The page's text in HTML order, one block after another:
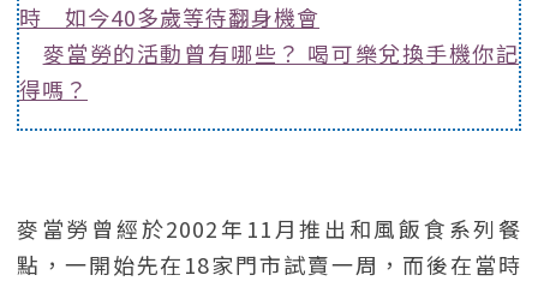
時 如今40多歲等待翻身機會
麥當勞的活動曾有哪些？ 喝可樂兌換手機你記
得嗎？
麥當勞曾經於2002年11月推出和風飯食系列餐
點，一開始先在18家門市試賣一周，而後在當時